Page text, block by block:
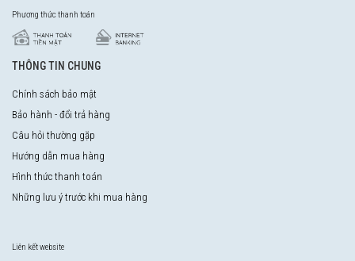
Phương thức thanh toán
THÔNG TIN CHUNG
Chính sách bảo mật
Bảo hành - đổi trả hàng
Câu hỏi thường gặp
Hướng dẫn mua hàng
Hình thức thanh toán
Những lưu ý trước khi mua hàng
Liên kết website